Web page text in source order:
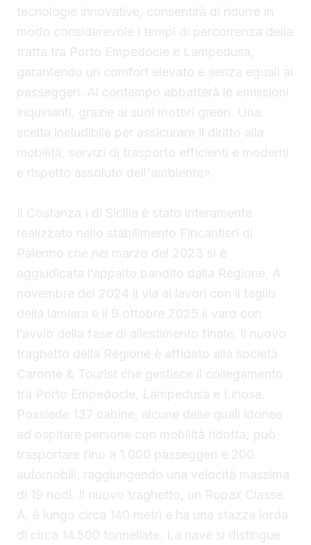
tecnologie innovative, consentirà di ridurre in
modo considerevole i tempi di percorrenza della
tratta tra Porto Empedocle e Lampedusa,
garantendo un comfort elevato e senza eguali ai
passeggeri. Al contempo abbatterà le emissioni
inquinanti, grazie ai suoi motori green. Una
scelta ineludibile per assicurare il diritto alla
mobilità, servizi di trasporto efficienti e moderni
e rispetto assoluto dell'ambiente».
Il Costanza I di Sicilia è stato interamente
realizzato nello stabilimento Fincantieri di
Palermo che nel marzo del 2023 si è
aggiudicata l’appalto bandito dalla Regione. A
novembre del 2024 il via ai lavori con il taglio
della lamiera e il 9 ottobre 2025 il varo con
l’avvio della fase di allestimento finale. Il nuovo
traghetto della Regione è affidato alla società
Caronte & Tourist che gestisce il collegamento
tra Porto Empedocle, Lampedusa e Linosa.
Possiede 137 cabine, alcune delle quali idonee
ad ospitare persone con mobilità ridotta; può
trasportare fino a 1.000 passeggeri e 200
automobili, raggiungendo una velocità massima
di 19 nodi. Il nuovo traghetto, un Ropax Classe
A, è lungo circa 140 metri e ha una stazza lorda
di circa 14.500 tonnellate. La nave si distingue